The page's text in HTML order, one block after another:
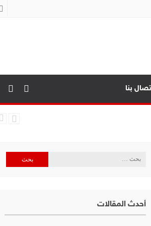
بنا
البحث
أحدث المقالات